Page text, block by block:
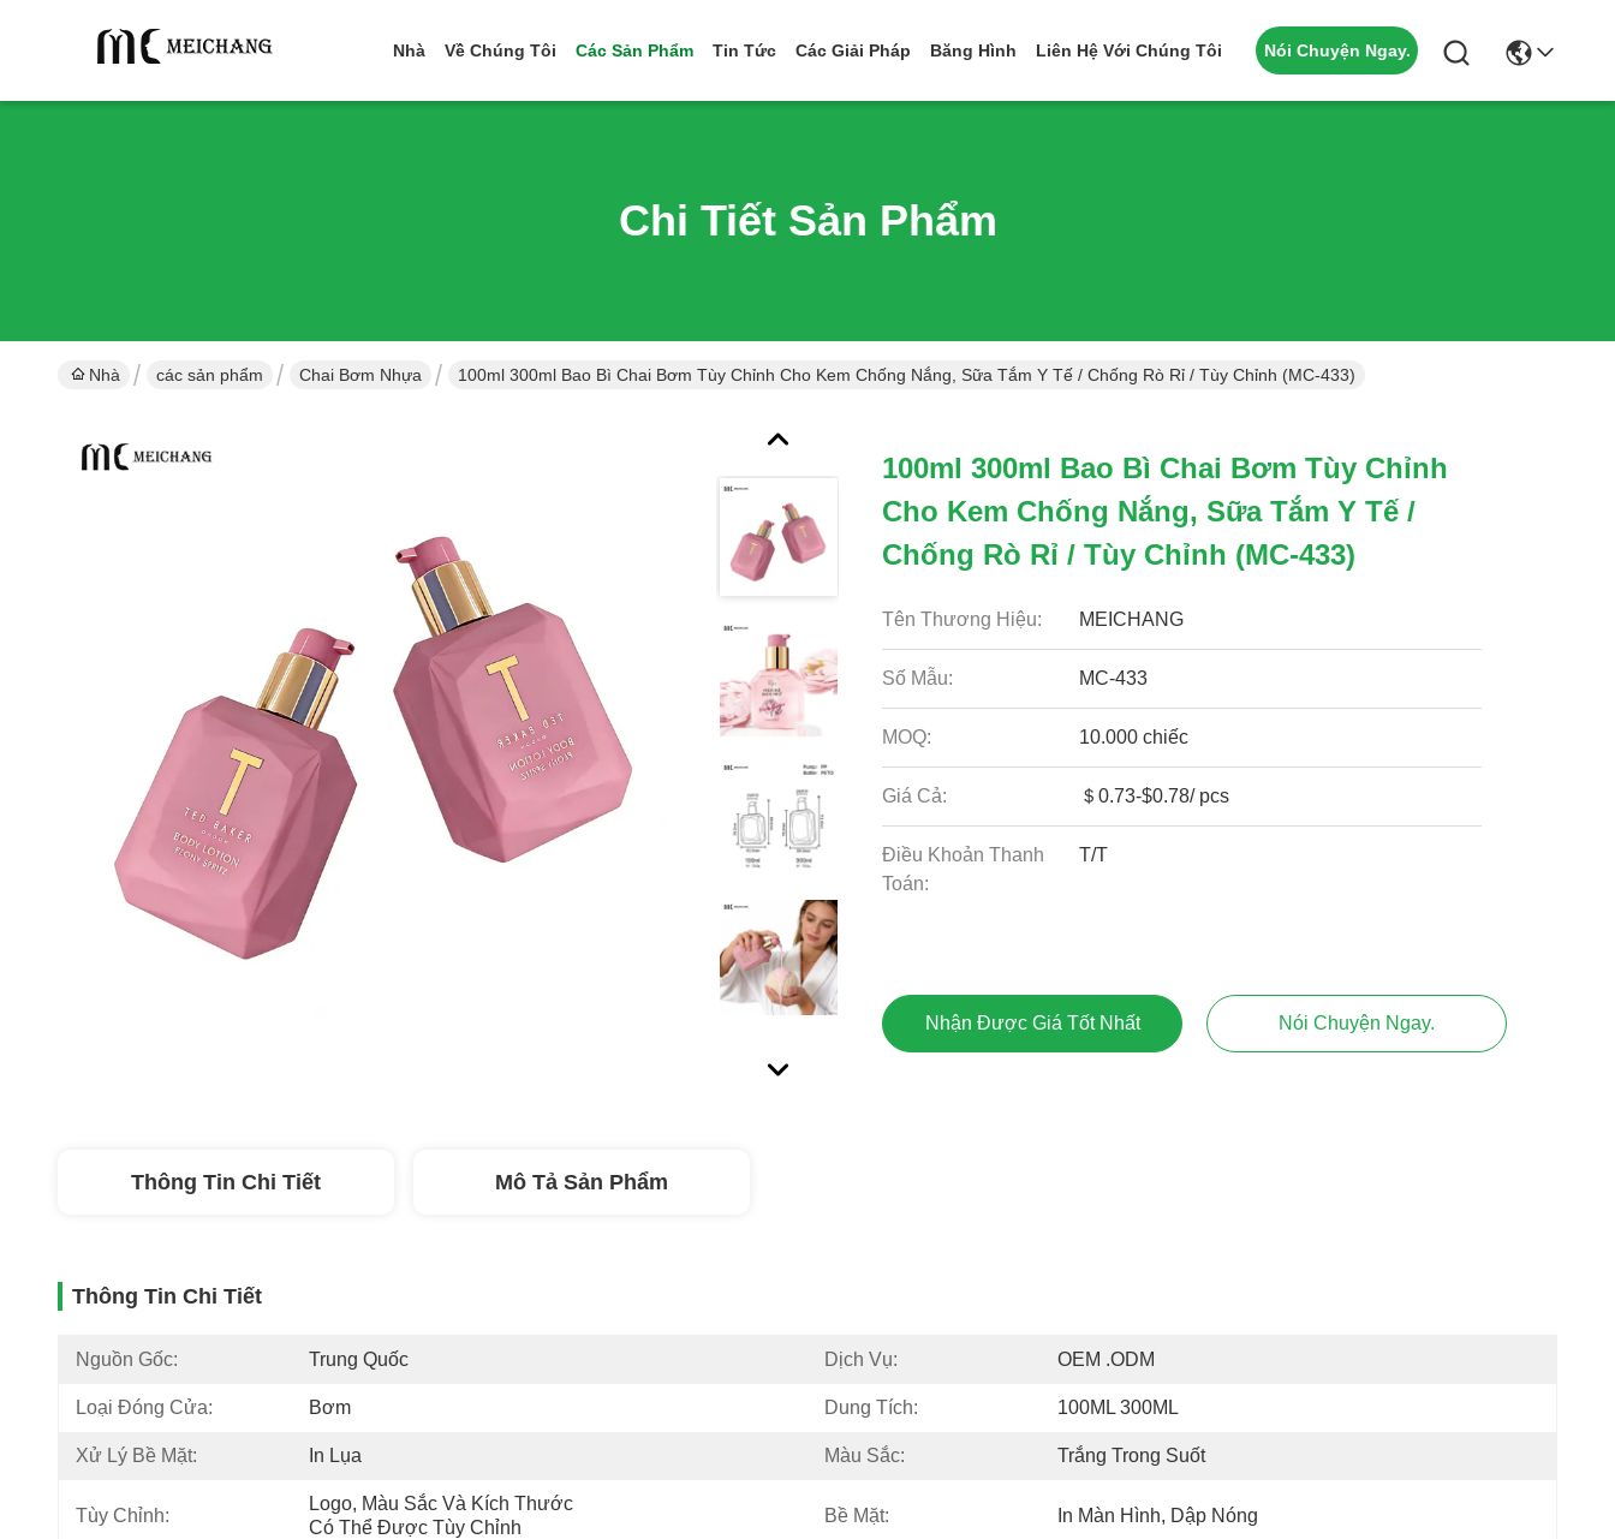
Nhà Về Chúng Tôi Các Sản Phẩm Tin Tức Các Giải Pháp Băng Hình Liên Hệ Với Chúng Tôi Nói Chuyện Ngay.
Chi Tiết Sản Phẩm
Nhà các sản phẩm Chai Bơm Nhựa 100ml 300ml Bao Bì Chai Bơm Tùy Chỉnh Cho Kem Chống Nắng, Sữa Tắm Y Tế / Chống Rò Rỉ / Tùy Chỉnh (MC-433)
100ml 300ml Bao Bì Chai Bơm Tùy Chỉnh
Cho Kem Chống Nắng, Sữa Tắm Y Tế /
Chống Rò Rỉ / Tùy Chỉnh (MC-433)
Tên Thương Hiệu: MEICHANG
Số Mẫu: MC-433
MOQ: 10.000 chiếc
Giá Cả: ＄0.73-$0.78/ pcs
Điều Khoản Thanh
Toán:
T/T
Nhận Được Giá Tốt Nhất Nói Chuyện Ngay.
Thông Tin Chi Tiết Mô Tả Sản Phẩm
Thông Tin Chi Tiết
Nguồn Gốc: Trung Quốc Dịch Vụ: OEM .ODM
Loại Đóng Cửa: Bơm Dung Tích: 100ML 300ML
Xử Lý Bề Mặt: In Lụa Màu Sắc: Trắng Trong Suốt
Tùy Chỉnh:
Logo, Màu Sắc Và Kích Thước
Có Thể Được Tùy Chỉnh
Bề Mặt: In Màn Hình, Dập Nóng